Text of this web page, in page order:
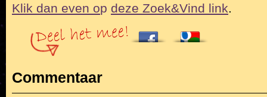
Klik dan even op deze Zoek&Vind link.
Commentaar